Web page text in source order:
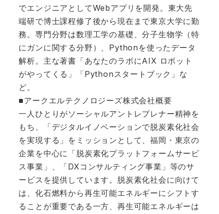
でエンジニアとしてWebアプリを開発。東大先
端研で博士課程修了後から現在まで東京大学に勤
務。専門分野は数理工学の基礎、分子生物学（特
にガンに関する分野）、Pythonを使ったデータ
解析。主な著書「あなたのラボにAIX ロボット
がやってくる」「Pythonスタートブック」な
ど。
■アークエルテクノロジーズ株式会社概要
一人ひとりがソーシャルアントレプレナー精神を
もち、「デジタルイノベーションで脱炭素化社会
を実現する」をミッションとして、福岡・東京の
企業を中心に「脱炭素化プラットフォームサービ
ス事業」、「DXコンサルティング事業」等のサ
ービスを提供しています。脱炭素化社会に向けて
は、化石燃料から再生可能エネルギーにシフトす
ることが重要である一方、再生可能エネルギーは